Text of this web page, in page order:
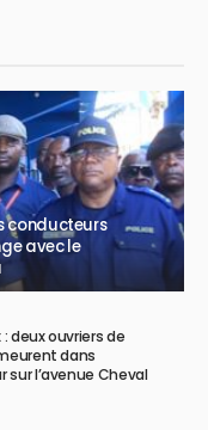
conducteurs
avec le
deux ouvriers de
dans
sur l’avenue Cheval